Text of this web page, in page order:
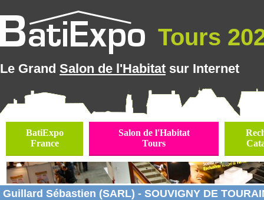
Tours
Le Grand Salon de l'Habitat sur Internet
BatiExpo
France
Salon de l'Habitat
Tours
Guillard Sébastien (SARL) - SOUVIGNY DE